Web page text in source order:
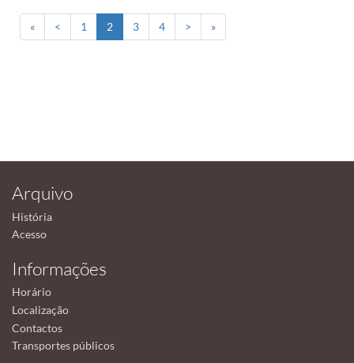
« < 1 2 3 4 > »
Arquivo
História
Acesso
Informações
Horário
Localização
Contactos
Transportes públicos